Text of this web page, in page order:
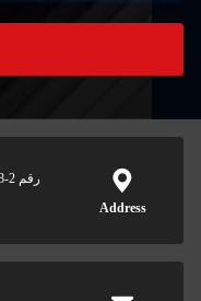
Address